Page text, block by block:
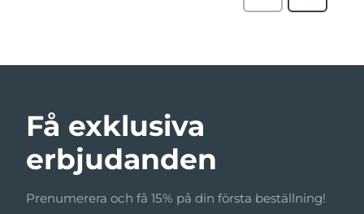
Få exklusiva
erbjudanden
Prenumerera och få 15% på din första beställning!